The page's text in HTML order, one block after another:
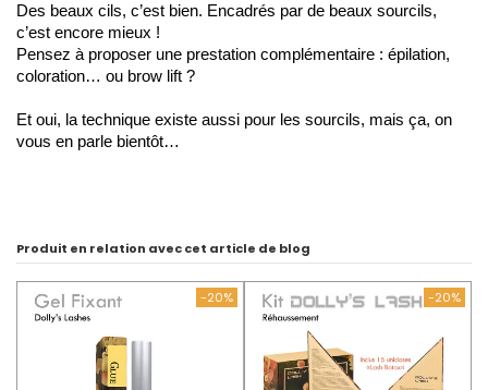
Des beaux cils, c’est bien. Encadrés par de beaux sourcils,
c’est encore mieux !
Pensez à proposer une prestation complémentaire : épilation,
coloration… ou brow lift ?
Et oui, la technique existe aussi pour les sourcils, mais ça, on
vous en parle bientôt…
Produit en relation avec cet article de blog
-20% -20%